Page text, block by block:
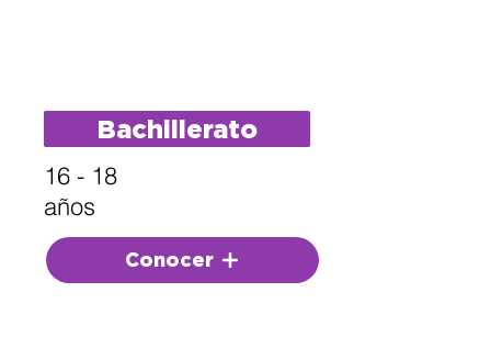
Conocer
16 - 18
años
Bachillerato